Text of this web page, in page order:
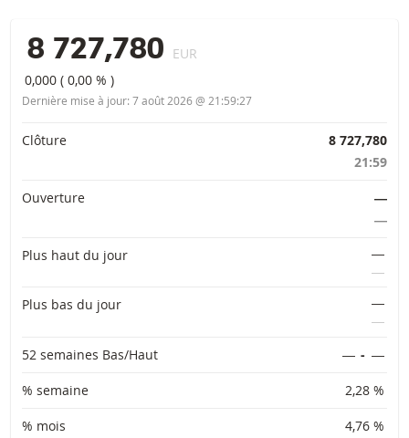
8 727,780 EUR
0,000 (0,00 % )
Dernière mise à jour: 7 août 2026 @ 21:59:27
Informations importantes
Clôture
8 727,780
21:59
Ouverture
―
―
Plus haut du jour
―
―
Plus bas du jour
―
―
52 semaines Bas/Haut
― - ―
% semaine 2,28 %
% mois 4,76 %